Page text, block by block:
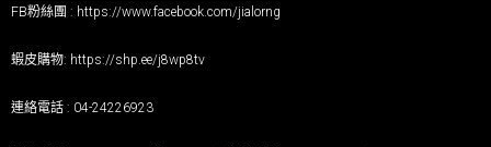
FB粉絲團 : https://www.facebook.com/jialorng
蝦皮購物: https://shp.ee/j8wp8tv
連絡電話 : 04-24226923